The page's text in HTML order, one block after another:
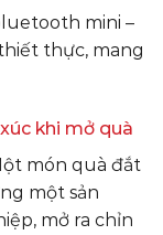
mini –
thực, mang
khi mở quà
món quà đắt
một sản
mở ra chỉn